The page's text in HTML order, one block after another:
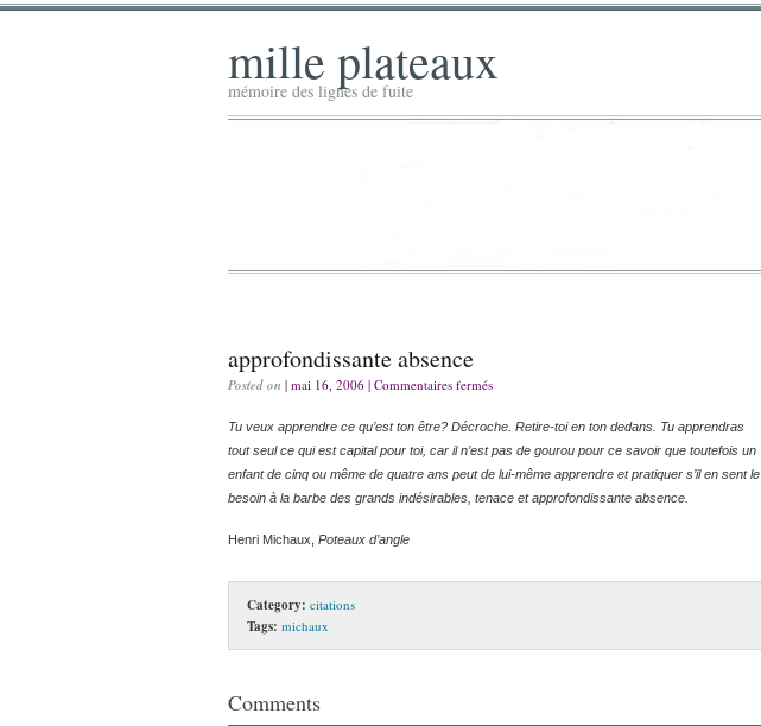
mille plateaux
mémoire des lignes de fuite
approfondissante absence
Posted on | mai 16, 2006 | Commentaires fermés
Tu veux apprendre ce qu’est ton être? Décroche. Retire-toi en ton dedans. Tu apprendras
tout seul ce qui est capital pour toi, car il n’est pas de gourou pour ce savoir que toutefois un
enfant de cinq ou même de quatre ans peut de lui-même apprendre et pratiquer s’il en sent le
besoin à la barbe des grands indésirables, tenace et approfondissante absence.
Henri Michaux, Poteaux d’angle
Category: citations
Tags: michaux
Comments